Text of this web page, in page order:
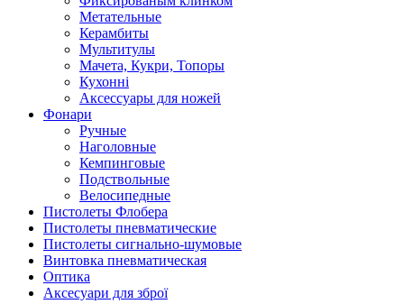
Метательные
Керамбиты
Мультитулы
Мачета, Кукри, Топоры
Кухонні
Аксессуары для ножей
Фонари
Ручные
Наголовные
Кемпинговые
Подствольные
Велосипедные
Пистолеты Флобера
Пистолеты пневматические
Пистолеты сигнально-шумовые
Винтовка пневматическая
Оптика
Аксесуари для зброї